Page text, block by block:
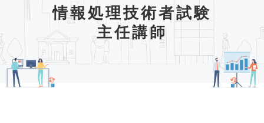
情報処理技術者試験
主任講師